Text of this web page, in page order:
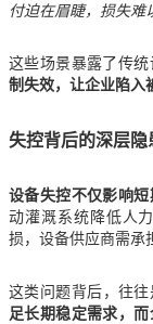
付迫在眉睫，损失难
这些场景暴露了传统
制失效，让企业陷入
失控背后的深层隐
设备失控不仅影响
动灌溉系统降低人
损，设备供应商需承
这类问题背后，往往
足长期稳定需求，